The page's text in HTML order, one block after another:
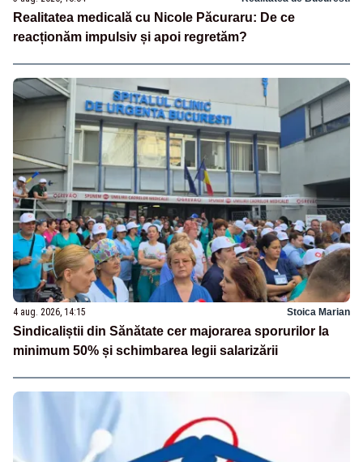
Realitatea medicală cu Nicole Păcuraru: De ce
reacționăm impulsiv și apoi regretăm?
4 aug. 2026, 14:15 Stoica Marian
Sindicaliștii din Sănătate cer majorarea sporurilor la
minimum 50% și schimbarea legii salarizării